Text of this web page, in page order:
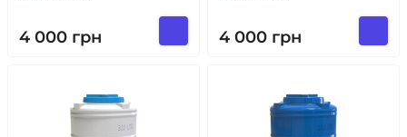
4 000 грн 4 000 грн